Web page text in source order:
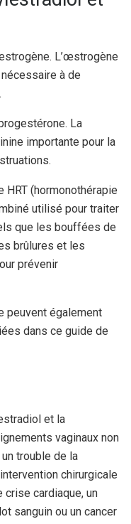
L’œstrogène
à de
La
importante pour la
HRT (hormonothérapie
utilisé pour traiter
que les bouffées de
brûlures et les
prévenir
peuvent également
dans ce guide de
et la
vaginaux non
trouble de la
chirurgicale
crise cardiaque, un
sanguin ou un cancer